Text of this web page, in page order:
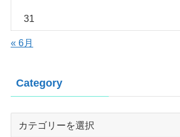
31
« 6月
Category
Category